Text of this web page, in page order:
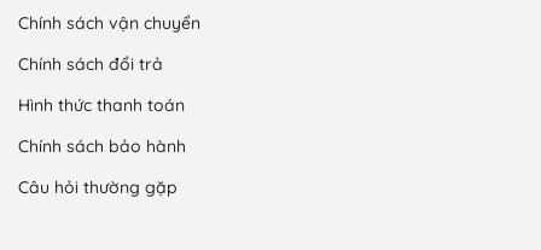
Chính sách vận chuyển
Chính sách đổi trả
Hình thức thanh toán
Chính sách bảo hành
Câu hỏi thường gặp